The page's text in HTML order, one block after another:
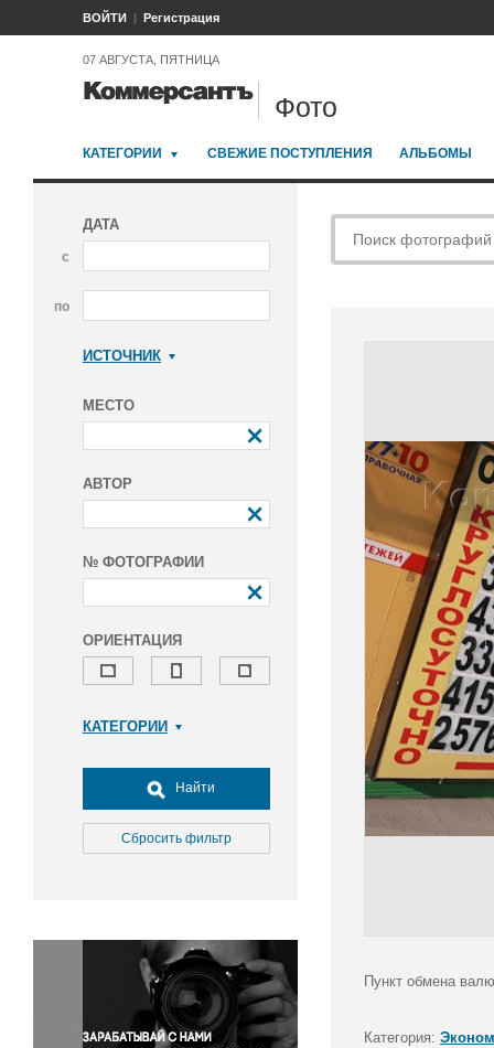
ВОЙТИ Регистрация
07 АВГУСТА, ПЯТНИЦА
Фото
КАТЕГОРИИ СВЕЖИЕ ПОСТУПЛЕНИЯ АЛЬБОМЫ
ДАТА
с
по
ИСТОЧНИК
МЕСТО
АВТОР
№ ФОТОГРАФИИ
ОРИЕНТАЦИЯ
КАТЕГОРИИ
Досуг, туризм и отдых
Культура
Медицина
Окружающая среда
Политика
Правосудие
Происшествия и конфликты
Найти
Сбросить фильтр
Пункт обмена
Категория: